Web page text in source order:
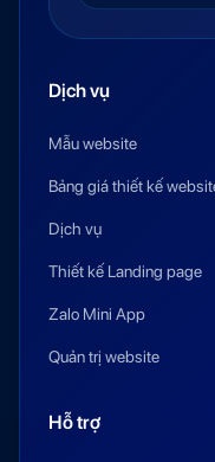
Dịch vụ
Mẫu website
Bảng giá thiết kế
Dịch vụ
Thiết kế Landing page
Zalo Mini App
Quản trị website
Hỗ trợ